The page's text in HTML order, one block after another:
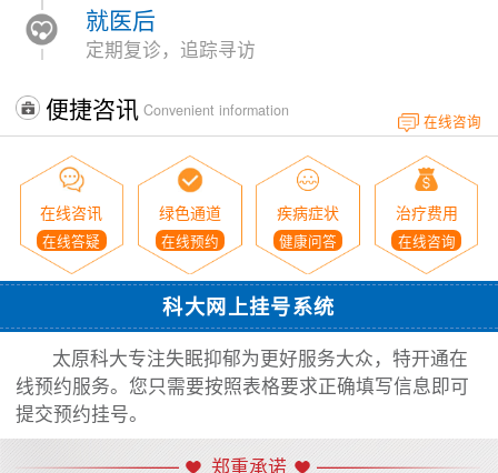
就医后
定期复诊，追踪寻访
便捷咨讯 Convenient information
在线咨询
在线咨讯
在线答疑
绿色通道
在线预约
疾病症状
健康问答
治疗费用
在线咨询
科大网上挂号系统
太原科大专注失眠抑郁为更好服务大众，特开通在
线预约服务。您只需要按照表格要求正确填写信息即可
提交预约挂号。
郑重承诺